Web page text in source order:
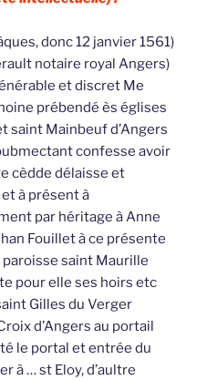
donc 12 janvier 1561)
notaire royal Angers)
et discret Me
prébendé ès églises
saint Mainbeuf d’Angers
confesse avoir
cèdde délaisse et
à présent à
par héritage à Anne
Fouillet à ce présente
saint Maurille
pour elle ses hoirs etc
Gilles du Verger
d’Angers au portail
le portal et entrée du
à … st Eloy, d’aultre